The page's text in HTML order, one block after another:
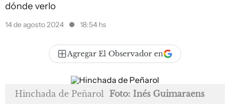
dónde verlo
14 de agosto 2024 18:54 hs
Agregar El Observador en
Hinchada de Peñarol Foto: Inés Guimaraens